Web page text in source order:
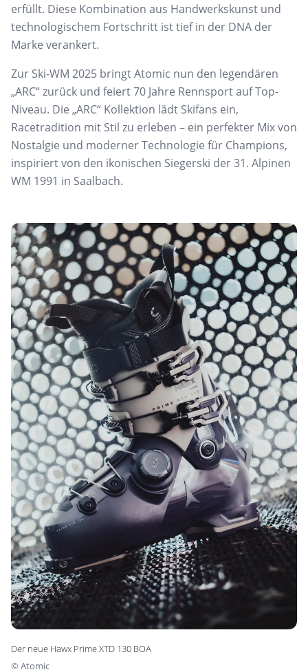
erfüllt. Diese Kombination aus Handwerkskunst und
technologischem Fortschritt ist tief in der DNA der
Marke verankert.
Zur Ski-WM 2025 bringt Atomic nun den legendären
„ARC“ zurück und feiert 70 Jahre Rennsport auf Top-
Niveau. Die „ARC“ Kollektion lädt Skifans ein,
Racetradition mit Stil zu erleben – ein perfekter Mix von
Nostalgie und moderner Technologie für Champions,
inspiriert von den ikonischen Siegerski der 31. Alpinen
WM 1991 in Saalbach.
Der neue Hawx Prime XTD 130 BOA
©Atomic